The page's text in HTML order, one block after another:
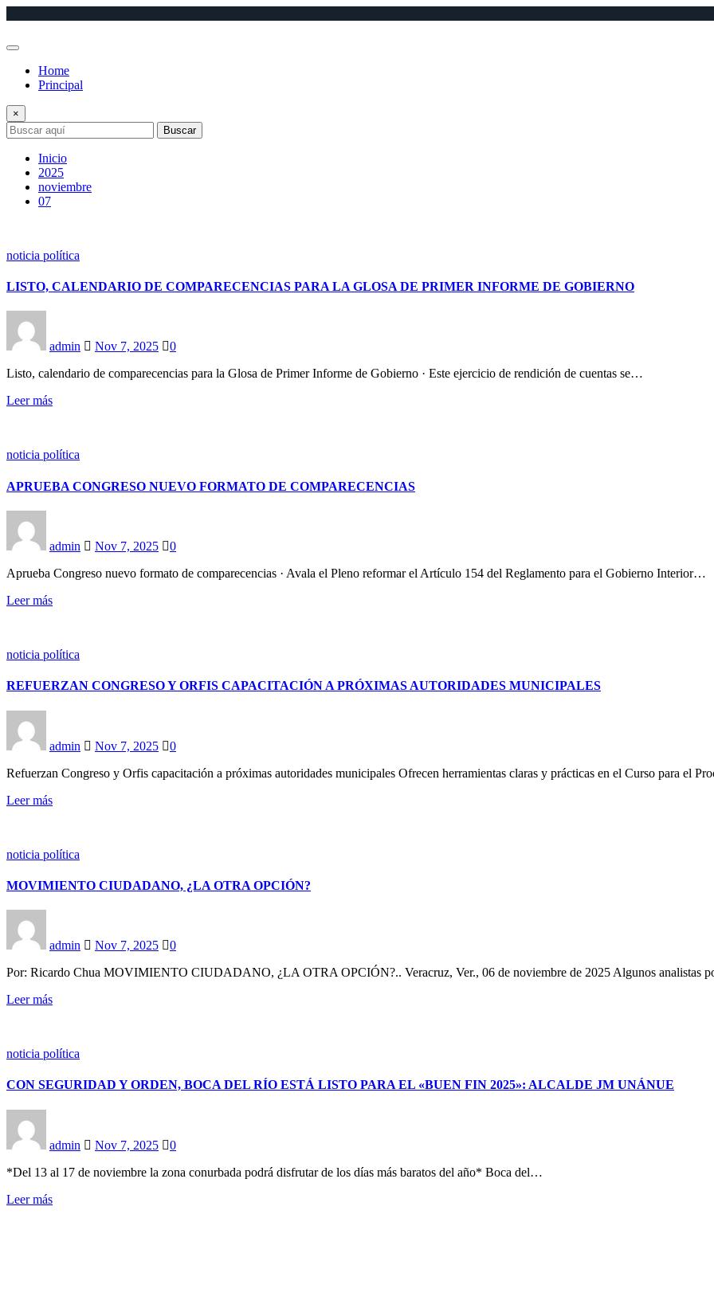
Home
Principal
×
Buscar
Inicio
2025
noviembre
07
noticia política
LISTO, CALENDARIO DE COMPARECENCIAS PARA LA GLOSA DE PRIMER INFORME DE GOBIERNO
admin Nov 7, 2025
0
Listo, calendario de comparecencias para la Glosa de Primer Informe de Gobierno · Este ejercicio de rendición de cuentas se…
Leer más
noticia política
APRUEBA CONGRESO NUEVO FORMATO DE COMPARECENCIAS
admin Nov 7, 2025
0
Aprueba Congreso nuevo formato de comparecencias · Avala el Pleno reformar el Artículo 154 del Reglamento para el Gobierno Interior…
Leer más
noticia política
REFUERZAN CONGRESO Y ORFIS CAPACITACIÓN A PRÓXIMAS AUTORIDADES MUNICIPALES
admin Nov 7, 2025
0
Refuerzan Congreso y Orfis capacitación a próximas autoridades municipales Ofrecen herramientas claras y prácticas en el Curso para el
Leer más
noticia política
MOVIMIENTO CIUDADANO, ¿LA OTRA OPCIÓN?
admin Nov 7, 2025
0
Por: Ricardo Chua MOVIMIENTO CIUDADANO, ¿LA OTRA OPCIÓN?.. Veracruz, Ver., 06 de noviembre de 2025 Algunos analistas
Leer más
noticia política
CON SEGURIDAD Y ORDEN, BOCA DEL RÍO ESTÁ LISTO PARA EL «BUEN FIN 2025»: ALCALDE JM UNÁNUE
admin Nov 7, 2025
0
*Del 13 al 17 de noviembre la zona conurbada podrá disfrutar de los días más baratos del año* Boca del…
Leer más